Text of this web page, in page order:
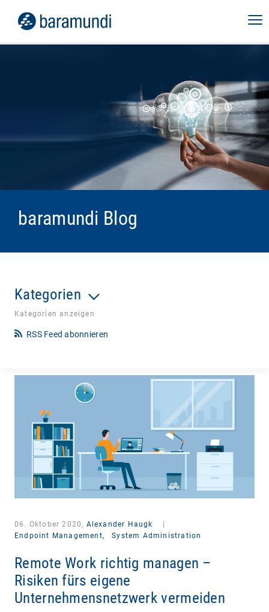
baramundi Blog
Kategorien
Kategorien anzeigen
RSS Feed abonnieren
06. Oktober 2020, Alexander Haugk
Endpoint Management,
System Administration
Remote Work richtig managen –
Risiken fürs eigene
Unternehmensnetzwerk vermeiden